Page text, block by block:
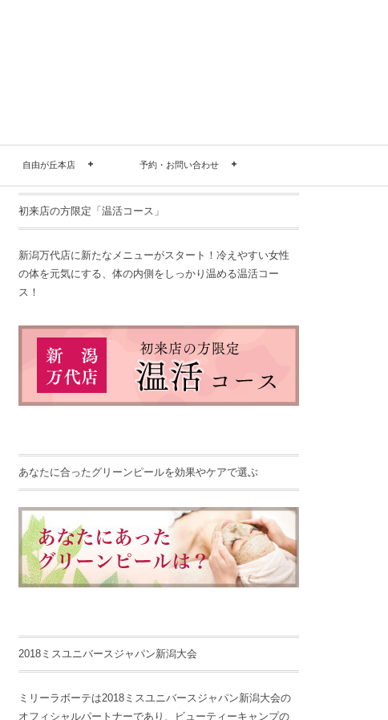
自由が丘本店 予約・お問い合わせ
初来店の方限定「温活コース」
新潟万代店に新たなメニューがスタート！冷えやすい女性
の体を元気にする、体の内側をしっかり温める温活コー
ス！
あなたに合ったグリーンピールを効果やケアで選ぶ
2018ミスユニバースジャパン新潟大会
ミリーラボーテは2018ミスユニバースジャパン新潟大会の
オフィシャルパートナーであり、ビューティーキャンプの